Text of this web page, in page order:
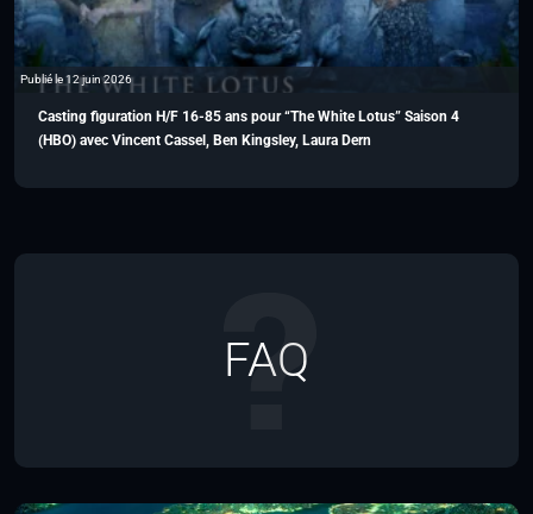
Publié le 12 juin 2026
Casting figuration H/F 16-85 ans pour “The White Lotus” Saison 4
(HBO) avec Vincent Cassel, Ben Kingsley, Laura Dern
FAQ